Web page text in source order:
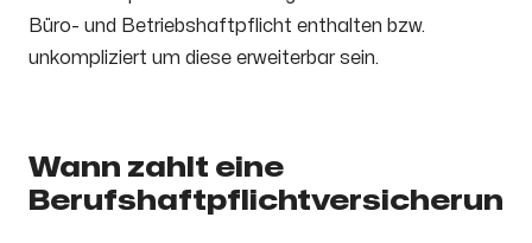
Büro- und Betriebshaftpflicht enthalten bzw.
unkompliziert um diese erweiterbar sein.
Wann zahlt eine